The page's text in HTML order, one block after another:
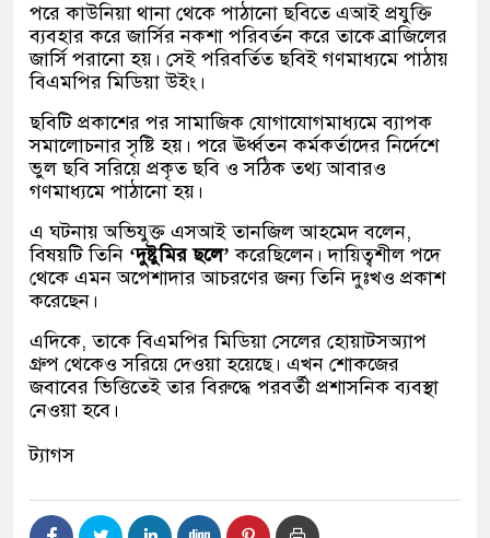
পরে কাউনিয়া থানা থেকে পাঠানো ছবিতে এআই প্রযুক্তি
ব্যবহার করে জার্সির নকশা পরিবর্তন করে তাকে ব্রাজিলের
জার্সি পরানো হয়। সেই পরিবর্তিত ছবিই গণমাধ্যমে পাঠায়
বিএমপির মিডিয়া উইং।
ছবিটি প্রকাশের পর সামাজিক যোগাযোগমাধ্যমে ব্যাপক
সমালোচনার সৃষ্টি হয়। পরে ঊর্ধ্বতন কর্মকর্তাদের নির্দেশে
ভুল ছবি সরিয়ে প্রকৃত ছবি ও সঠিক তথ্য আবারও
গণমাধ্যমে পাঠানো হয়।
এ ঘটনায় অভিযুক্ত এসআই তানজিল আহমেদ বলেন,
বিষয়টি তিনি ‘দুষ্টুমির ছলে’ করেছিলেন। দায়িত্বশীল পদে
থেকে এমন অপেশাদার আচরণের জন্য তিনি দুঃখও প্রকাশ
করেছেন।
এদিকে, তাকে বিএমপির মিডিয়া সেলের হোয়াটসঅ্যাপ
গ্রুপ থেকেও সরিয়ে দেওয়া হয়েছে। এখন শোকজের
জবাবের ভিত্তিতেই তার বিরুদ্ধে পরবর্তী প্রশাসনিক ব্যবস্থা
নেওয়া হবে।
ট্যাগস